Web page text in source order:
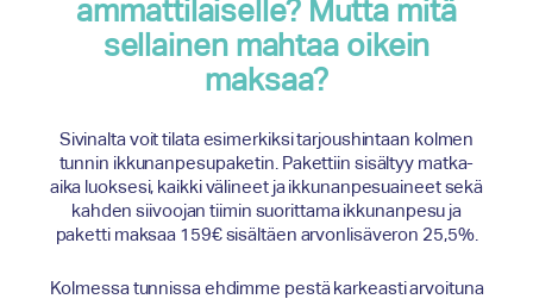
ammattilaiselle? Mutta mitä
sellainen mahtaa oikein
maksaa?
Sivinalta voit tilata esimerkiksi tarjoushintaan kolmen
tunnin ikkunanpesupaketin. Pakettiin sisältyy matka-
aika luoksesi, kaikki välineet ja ikkunanpesuaineet sekä
kahden siivoojan tiimin suorittama ikkunanpesu ja
paketti maksaa 159€ sisältäen arvonlisäveron 25,5%.
Kolmessa tunnissa ehdimme pestä karkeasti arvoituna